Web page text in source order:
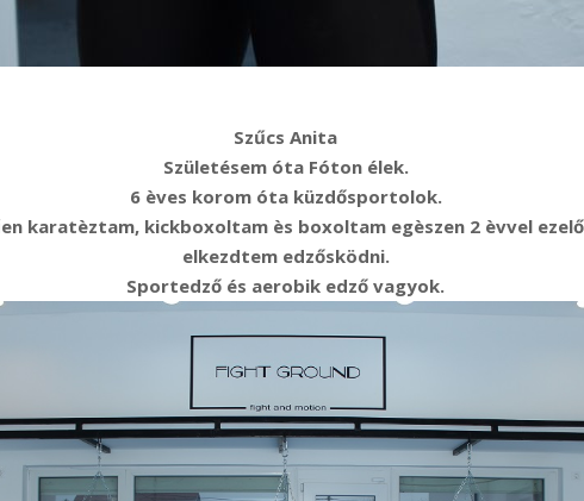
Szűcs Anita
Születésem óta Fóton élek.
6 èves korom óta küzdősportolok.
karatèztam, kickboxoltam ès boxoltam egèszen 2 èvvel
elkezdtem edzősködni.
Sportedző és aerobik edző vagyok.